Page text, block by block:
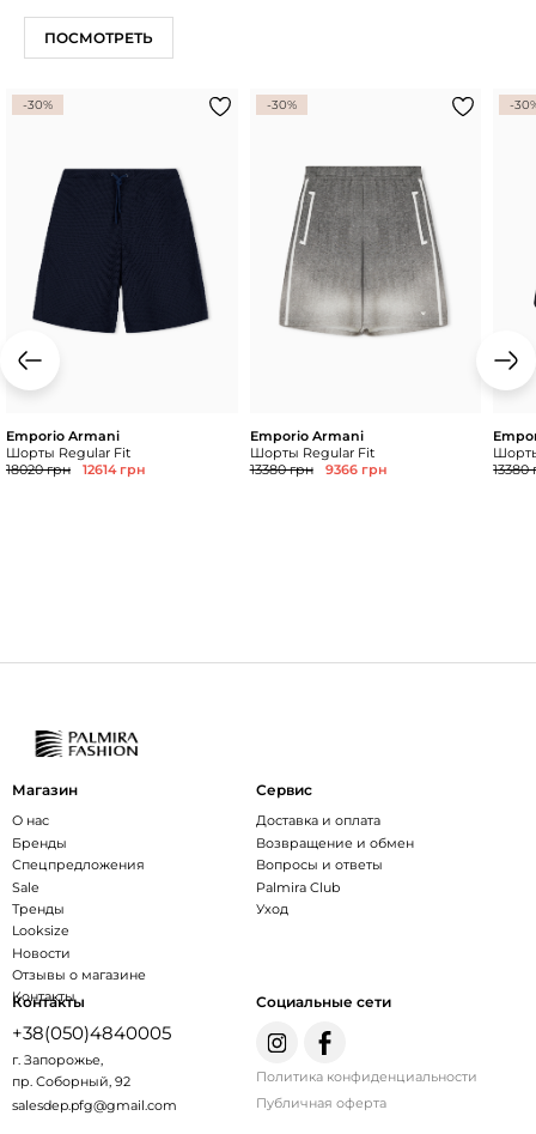
ПОСМОТРЕТЬ
-30%
Emporio Armani
Шорты Regular Fit
18020 грн
12614 грн
-30%
Emporio Armani
Шорты Regular Fit
13380 грн
9366 грн
-
13380
Магазин
О нас
Бренды
Спецпредложения
Sale
Тренды
Looksize
Новости
Отзывы о магазине
Контакты
Сервис
Доставка и оплата
Возвращение и обмен
Вопросы и ответы
Palmira Club
Уход
Контакты
+38(050)4840005
г. Запорожье,
пр. Соборный, 92
salesdep.pfg@gmail.com
Социальные сети
Политика конфиденциальности
Публичная оферта